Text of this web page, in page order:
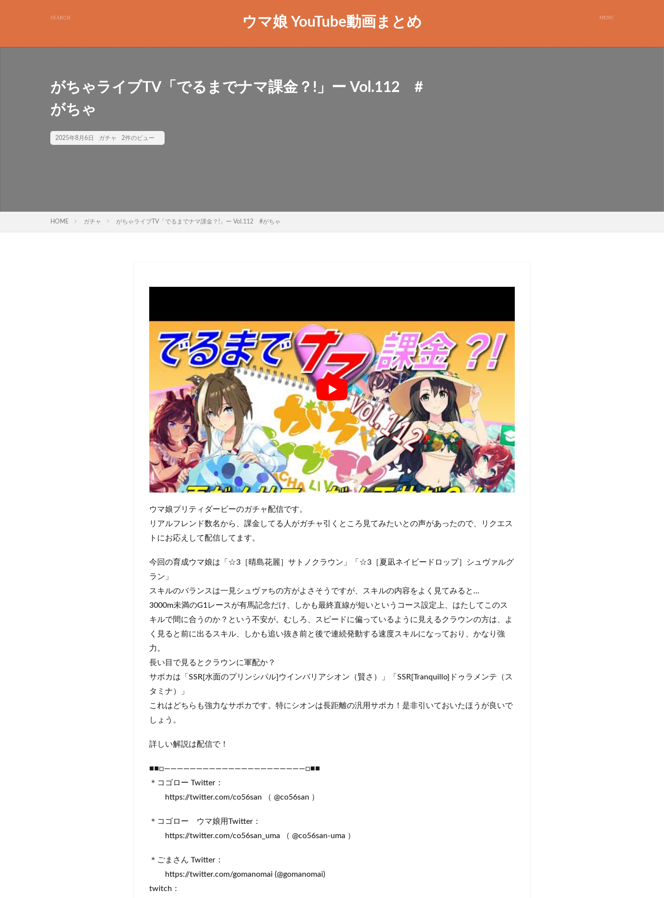
ウマ娘 YouTube動画まとめ
がちゃライブTV「でるまでナマ課金？!」ー Vol.112 #
がちゃ
2025年8月6日 ガチャ 2件のビュー
HOME ガチャ がちゃライブTV「でるまでナマ課金？!」ー Vol.112 #がちゃ
ウマ娘プリティダービーのガチャ配信です。
リアルフレンド数名から、課金してる人がガチャ引くところ見てみたいとの声があったので、リクエス
トにお応えして配信してます。
今回の育成ウマ娘は「☆3［晴島花麗］サトノクラウン」「☆3［夏凪ネイビードロップ］シュヴァルグ
ラン」
スキルのバランスは一見シュヴァちの方がよさそうですが、スキルの内容をよく見てみると…
3000m未満のG1レースが有馬記念だけ、しかも最終直線が短いというコース設定上、はたしてこのス
キルで間に合うのか？という不安が。むしろ、スピードに偏っているように見えるクラウンの方は、よ
く見ると前に出るスキル、しかも追い抜き前と後で連続発動する速度スキルになっており、かなり強
力。
長い目で見るとクラウンに軍配か？
サポカは「SSR[水面のプリンシパル]ウインバリアシオン（賢さ）」「SSR[Tranquillo]ドゥラメンテ（ス
タミナ）」
これはどちらも強力なサポカです。特にシオンは長距離の汎用サポカ！是非引いておいたほうが良いで
しょう。
詳しい解説は配信で！
■■□――――――――――――――――――――――□■■
＊コゴロー Twitter：
https://twitter.com/co56san （ @co56san ）
＊コゴロー ウマ娘用Twitter：
https://twitter.com/co56san_uma （ @co56san-uma ）
＊ごまさん Twitter：
https://twitter.com/gomanomai (@gomanomai)
twitch：